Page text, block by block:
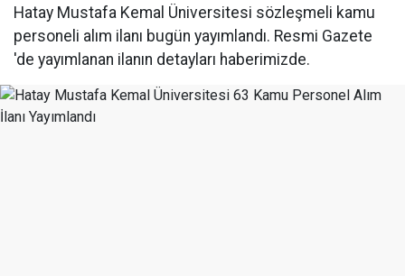
Hatay Mustafa Kemal Üniversitesi sözleşmeli kamu
personeli alım ilanı bugün yayımlandı. Resmi Gazete
'de yayımlanan ilanın detayları haberimizde.